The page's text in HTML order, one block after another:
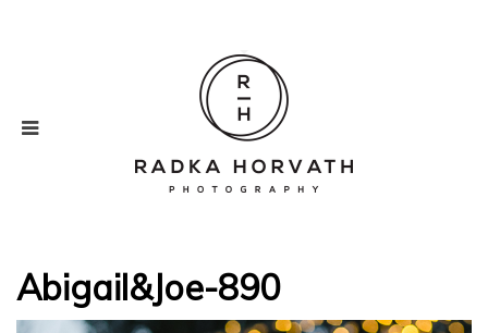
Abigail&Joe-890